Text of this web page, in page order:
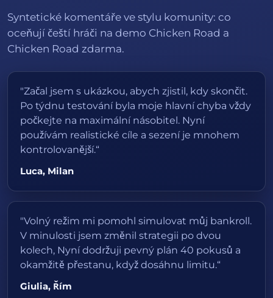
Syntetické komentáře ve stylu komunity: co
oceňují čeští hráči na demo Chicken Road a
Chicken Road zdarma.
"Začal jsem s ukázkou, abych zjistil, kdy skončit.
Po týdnu testování byla moje hlavní chyba vždy
počkejte na maximální násobitel. Nyní
používám realistické cíle a sezení je mnohem
kontrolovanější.“
Luca, Milan
"Volný režim mi pomohl simulovat můj bankroll.
V minulosti jsem změnil strategii po dvou
kolech, Nyní dodržuji pevný plán 40 pokusů a
okamžitě přestanu, když dosáhnu limitu.“
Giulia, Řím